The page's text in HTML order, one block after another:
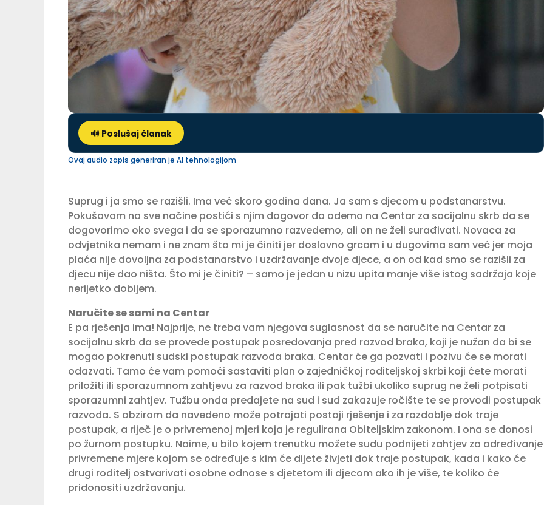
🔊 Poslušaj članak
Ovaj audio zapis generiran je AI tehnologijom
Suprug i ja smo se razišli. Ima već skoro godina dana. Ja sam s djecom u podstanarstvu.
Pokušavam na sve načine postići s njim dogovor da odemo na Centar za socijalnu skrb da se
dogovorimo oko svega i da se sporazumno razvedemo, ali on ne želi surađivati. Novaca za
odvjetnika nemam i ne znam što mi je činiti jer doslovno grcam i u dugovima sam već jer moja
plaća nije dovoljna za podstanarstvo i uzdržavanje dvoje djece, a on od kad smo se razišli za
djecu nije dao ništa. Što mi je činiti? – samo je jedan u nizu upita manje više istog sadržaja koje
nerijetko dobijem.
Naručite se sami na Centar
E pa rješenja ima! Najprije, ne treba vam njegova suglasnost da se naručite na Centar za
socijalnu skrb da se provede postupak posredovanja pred razvod braka, koji je nužan da bi se
mogao pokrenuti sudski postupak razvoda braka. Centar će ga pozvati i pozivu će se morati
odazvati. Tamo će vam pomoći sastaviti plan o zajedničkoj roditeljskoj skrbi koji ćete morati
priložiti ili sporazumnom zahtjevu za razvod braka ili pak tužbi ukoliko suprug ne želi potpisati
sporazumni zahtjev. Tužbu onda predajete na sud i sud zakazuje ročište te se provodi postupak
razvoda. S obzirom da navedeno može potrajati postoji rješenje i za razdoblje dok traje
postupak, a riječ je o privremenoj mjeri koja je regulirana Obiteljskim zakonom. I ona se donosi
po žurnom postupku. Naime, u bilo kojem trenutku možete sudu podnijeti zahtjev za određivanje
privremene mjere kojom se određuje s kim će dijete živjeti dok traje postupak, kada i kako će
drugi roditelj ostvarivati osobne odnose s djetetom ili djecom ako ih je više, te koliko će
pridonositi uzdržavanju.